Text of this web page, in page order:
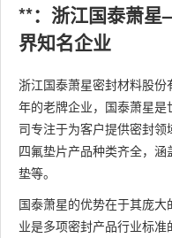
**：浙江国泰萧
界知名企业
浙江国泰萧星密封材料股
年的老牌企业，国泰萧星
司专注于为客户提供密封
四氟垫片产品种类齐全，
垫等。
国泰萧星的优势在于其庞
业是多项密封产品行业标